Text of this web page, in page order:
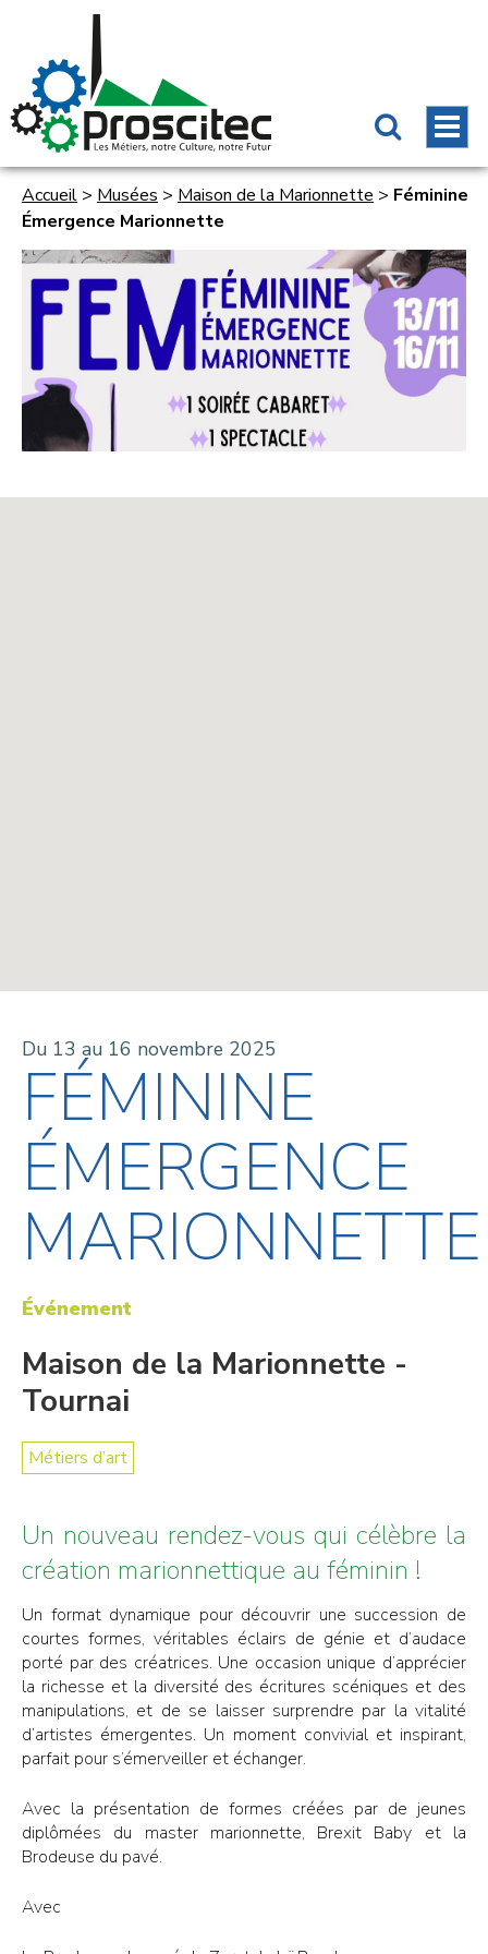
Accueil > Musées > Maison de la Marionnette > Féminine
Émergence Marionnette
Du 13 au 16 novembre 2025
FÉMININE
ÉMERGENCE
MARIONNETTE
Événement
Maison de la Marionnette -
Tournai
Métiers d’art
Un nouveau rendez-vous qui célèbre la
création marionnettique au féminin !
Un format dynamique pour découvrir une succession de
courtes formes, véritables éclairs de génie et d’audace
porté par des créatrices. Une occasion unique d’apprécier
la richesse et la diversité des écritures scéniques et des
manipulations, et de se laisser surprendre par la vitalité
d’artistes émergentes. Un moment convivial et inspirant,
parfait pour s’émerveiller et échanger.
Avec la présentation de formes créées par de jeunes
diplômées du master marionnette, Brexit Baby et la
Brodeuse du pavé.
Avec